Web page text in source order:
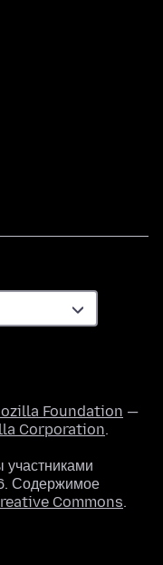
Foundation —
Corporation.
участниками
Содержимое
Commons.